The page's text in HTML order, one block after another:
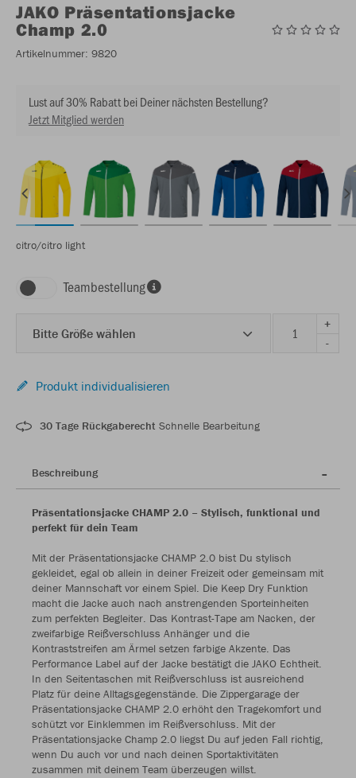
JAKO Präsentationsjacke
Champ 2.0
Artikelnummer: 9820
Lust auf 30% Rabatt bei Deiner nächsten Bestellung?
Jetzt Mitglied werden
citro/citro light
Teambestellung
Bitte Größe wählen
+
-
Produkt individualisieren
30 Tage Rückgaberecht Schnelle Bearbeitung
Beschreibung
Präsentationsjacke CHAMP 2.0 – Stylisch, funktional und
perfekt für dein Team
Mit der Präsentationsjacke CHAMP 2.0 bist Du stylisch
gekleidet, egal ob allein in deiner Freizeit oder gemeinsam mit
deiner Mannschaft vor einem Spiel. Die Keep Dry Funktion
macht die Jacke auch nach anstrengenden Sporteinheiten
zum perfekten Begleiter. Das Kontrast-Tape am Nacken, der
zweifarbige Reißverschluss Anhänger und die
Kontraststreifen am Ärmel setzen farbige Akzente. Das
Performance Label auf der Jacke bestätigt die JAKO Echtheit.
In den Seitentaschen mit Reißverschluss ist ausreichend
Platz für deine Alltagsgegenstände. Die Zippergarage der
Präsentationsjacke CHAMP 2.0 erhöht den Tragekomfort und
schützt vor Einklemmen im Reißverschluss. Mit der
Präsentationsjacke Champ 2.0 liegst Du auf jeden Fall richtig,
wenn Du auch vor und nach deinen Sportaktivitäten
zusammen mit deinem Team überzeugen willst.